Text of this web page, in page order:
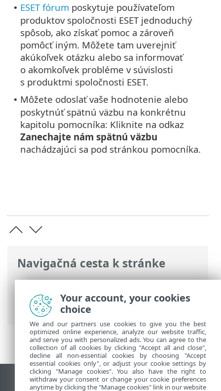
Navigačná cesta k stránke
ESET Online pomocník>ESET PROTECT
On-Prem
>Predstavenie programu ESET
PROTECT On-Prem
> O tejto príručke
• ESET fórum poskytuje používateľom
produktov spoločnosti ESET jednoduchý
spôsob, ako získať pomoc a zároveň
pomôcť iným. Môžete tam uverejniť
akúkoľvek otázku alebo sa informovať
o akomkoľvek probléme v súvislosti
s produktmi spoločnosti ESET.
• Môžete odoslať vaše hodnotenie alebo
poskytnúť spätnú väzbu na konkrétnu
kapitolu pomocníka: Kliknite na odkaz
Zanechajte nám spätnú väzbu
nachádzajúci sa pod stránkou pomocníka.
Zobraziť stránku ako na počítači
Your account, your cookies
choice
We and our partners use cookies to give you the best
optimized online experience, analyze our website traffic,
and serve you with personalized ads. You can agree to the
collection of all cookies by clicking "Accept all and close",
decline all non-essential cookies by choosing "Accept
essential cookies only", or adjust your cookie settings by
clicking "Manage cookies". You also have the right to
withdraw your consent or change your cookie preferences
anytime by clicking the "Manage cookies" link in our website